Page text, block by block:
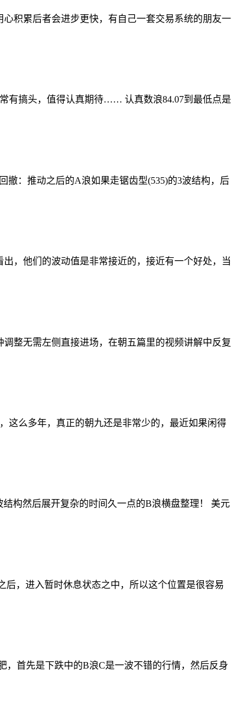
积累后者会进步更快，有自己一套交易系统的朋友一
有搞头，值得认真期待…… 认真数浪84.07到最低点是
：推动之后的A浪如果走锯齿型(535)的3波结构，后
，他们的波动值是非常接近的，接近有一个好处，当
整无需左侧直接进场，在朝五篇里的视频讲解中反复
这么多年，真正的朝九还是非常少的，最近如果闲得
构然后展开复杂的时间久一点的B浪横盘整理！ 美元
，进入暂时休息状态之中，所以这个位置是很容易
，首先是下跌中的B浪C是一波不错的行情，然后反身